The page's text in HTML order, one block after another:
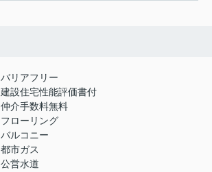
バリアフリー
建設住宅性能評価書付
仲介手数料無料
フローリング
バルコニー
都市ガス
公営水道